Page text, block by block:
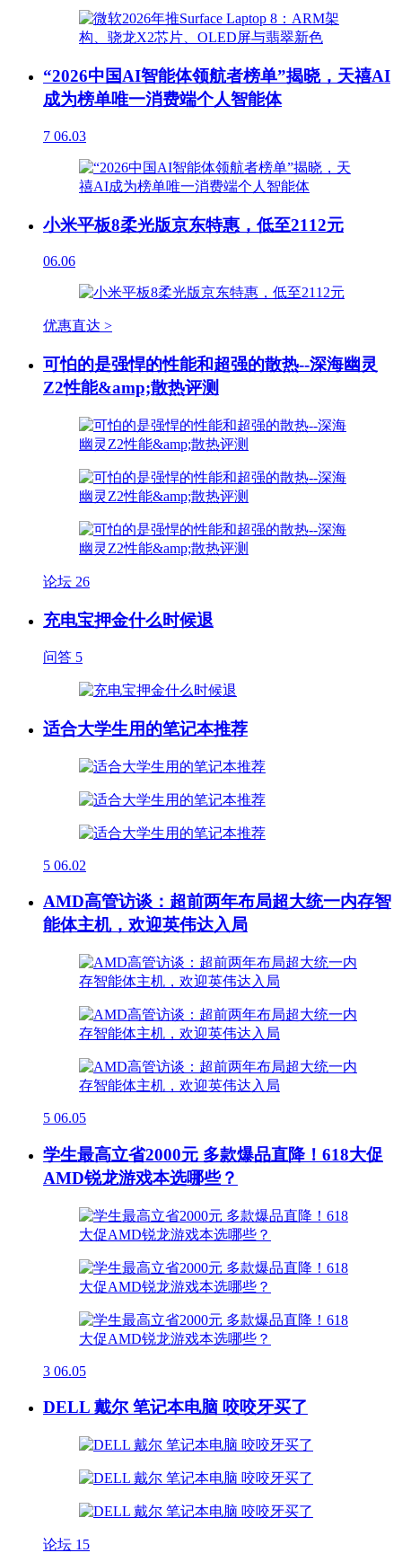
“2026中国AI智能体领航者榜单”揭晓，天禧AI
成为榜单唯一消费端个人智能体
7 06.03
小米平板8柔光版京东特惠，低至2112元
06.06
优惠直达 >
可怕的是强悍的性能和超强的散热--深海幽灵
Z2性能&amp;散热评测
论坛 26
充电宝押金什么时候退
问答 5
适合大学生用的笔记本推荐
5 06.02
AMD高管访谈：超前两年布局超大统一内存智
能体主机，欢迎英伟达入局
5 06.05
学生最高立省2000元 多款爆品直降！618大促
AMD锐龙游戏本选哪些？
3 06.05
DELL 戴尔 笔记本电脑 咬咬牙买了
论坛 15